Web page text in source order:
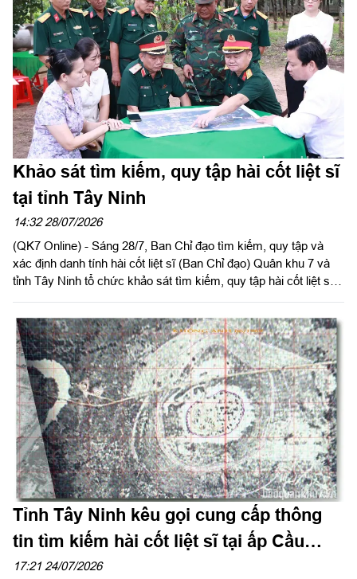
diễn tập tỉnh, Phó Trưởng ban thường trực Ban tổ chức diễn tập
tỉnh; Đại tá Phạm Ngọc Thạch, Phó Chỉ huy trưởng Bộ CHQS
tỉnh.
Khảo sát tìm kiếm, quy tập hài cốt liệt sĩ
tại tỉnh Tây Ninh
14:32 28/07/2026
(QK7 Online) - Sáng 28/7, Ban Chỉ đạo tìm kiếm, quy tập và
xác định danh tính hài cốt liệt sĩ (Ban Chỉ đạo) Quân khu 7 và
tỉnh Tây Ninh tổ chức khảo sát tìm kiếm, quy tập hài cốt liệt sĩ
Tỉnh Tây Ninh kêu gọi cung cấp thông
tin tìm kiếm hài cốt liệt sĩ tại ấp Cầu
Vịnh, xã Hảo Đước
17:21 24/07/2026